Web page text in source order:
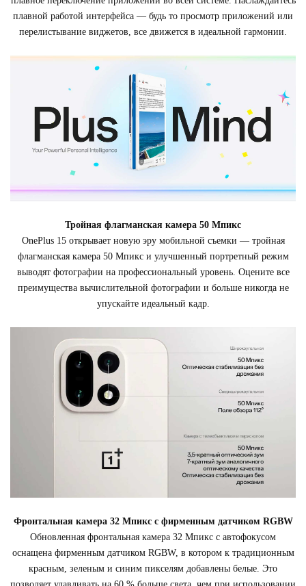
плавной работой интерфейса — будь то просмотр приложений или
перелистывание виджетов, все движется в идеальной гармонии.
Тройная флагманская камера 50 Мпикс
OnePlus 15 открывает новую эру мобильной съемки — тройная
флагманская камера 50 Мпикс и улучшенный портретный режим
выводят фотографии на профессиональный уровень. Оцените все
преимущества вычислительной фотографии и больше никогда не
упускайте идеальный кадр.
Фронтальная камера 32 Мпикс с фирменным датчиком RGBW
Обновленная фронтальная камера 32 Мпикс с автофокусом
оснащена фирменным датчиком RGBW, в котором к традиционным
красным, зеленым и синим пикселям добавлены белые. Это